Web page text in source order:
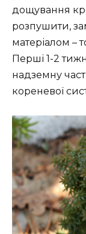
дощування
розпушити,
матеріалом –
Перші 1-2
надземну
кореневої